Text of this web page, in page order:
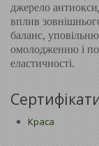
джерело
вплив
баланс,
омолодженню і
еластичності.
Краса